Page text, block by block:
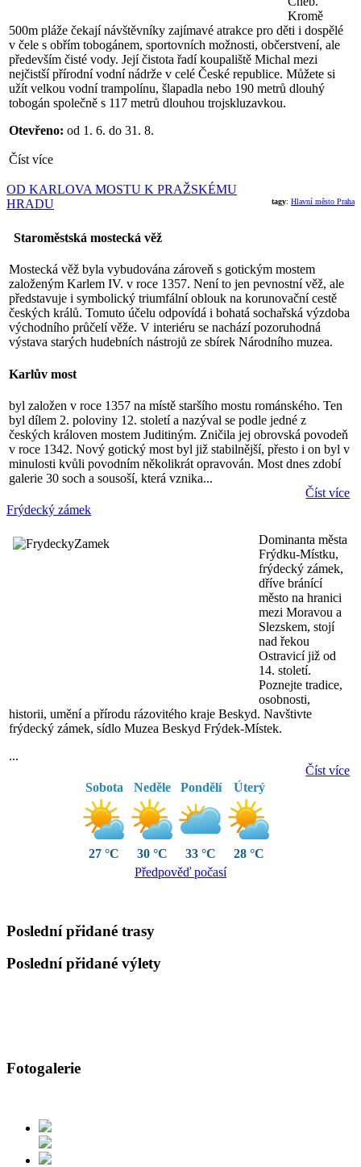
Kromě
500m pláže čekají návštěvníky zajímavé atrakce pro děti i dospělé
v čele s obřím tobogánem, sportovních možnosti, občerstvení, ale
především čisté vody. Její čistota řadí koupaliště Michal mezi
nejčistší přírodní vodní nádrže v celé České republice. Můžete si
užít velkou vodní trampolínu, šlapadla nebo 190 metrů dlouhý
tobogán společně s 117 metrů dlouhou trojskluzavkou.
Otevřeno: od 1. 6. do 31. 8.
Číst více
tagy: Hlavní město Praha
OD KARLOVA MOSTU K PRAŽSKÉMU
HRADU
Staroměstská mostecká věž
Mostecká věž byla vybudována zároveň s gotickým mostem
založeným Karlem IV. v roce 1357. Není to jen pevnostní věž, ale
představuje i symbolický triumfální oblouk na korunovační cestě
českých králů. Tomuto účelu odpovídá i bohatá sochařská výzdoba
východního průčelí věže. V interiéru se nachází pozoruhodná
výstava starých hudebních nástrojů ze sbírek Národního muzea.
Karlův most
byl založen v roce 1357 na místě staršího mostu románského. Ten
byl dílem 2. poloviny 12. století a nazýval se podle jedné z
českých královen mostem Juditiným. Zničila jej obrovská povodeň
v roce 1342. Nový gotický most byl již stabilnější, přesto i on byl v
minulosti kvůli povodním několikrát opravován. Most dnes zdobí
galerie 30 soch a sousoší, která vznika...
Číst více
Frýdecký zámek
Dominanta města
Frýdku-Místku,
frýdecký zámek,
dříve bránící
město na hranici
mezi Moravou a
Slezskem, stojí
nad řekou
Ostravicí již od
14. století.
Poznejte tradice,
osobnosti,
historii, umění a přírodu rázovitého kraje Beskyd. Navštivte
frýdecký zámek, sídlo Muzea Beskyd Frýdek-Místek.
...
Číst více
Sobota
27 °C
Neděle
30 °C
Pondělí
33 °C
Úterý
28 °C
Předpověď počasí
Poslední přidané trasy
Poslední přidané výlety
Fotogalerie